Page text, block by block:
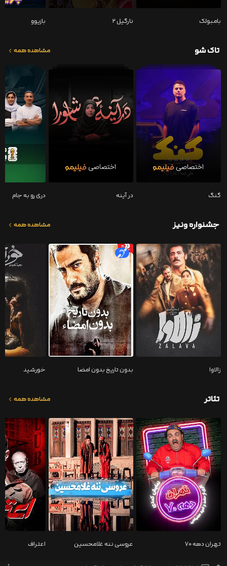
بامبولک نارگیل ۲ بازیوو
تاک شو مشاهده همه
گنگ در آینه دری رو به جام
جشنواره ونیز مشاهده همه
زالاوا بدون تاریخ بدون امضا خورشید
تئاتر مشاهده همه
تهران دهه ۷۰ عروسی ننه غلامحسین اعتراف